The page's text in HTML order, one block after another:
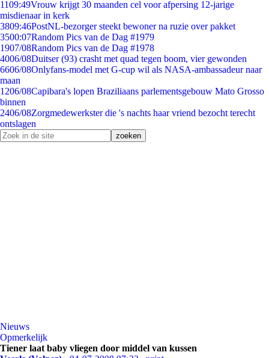
1109:49Vrouw krijgt 30 maanden cel voor afpersing 12-jarige
misdienaar in kerk
3809:46PostNL-bezorger steekt bewoner na ruzie over pakket
3500:07Random Pics van de Dag #1979
1907/08Random Pics van de Dag #1978
4006/08Duitser (93) crasht met quad tegen boom, vier gewonden
6606/08Onlyfans-model met G-cup wil als NASA-ambassadeur naar
maan
1206/08Capibara's lopen Braziliaans parlementsgebouw Mato Grosso
binnen
2406/08Zorgmedewerkster die 's nachts haar vriend bezocht terecht
ontslagen
Nieuws
Opmerkelijk
Tiener laat baby vliegen door middel van kussen